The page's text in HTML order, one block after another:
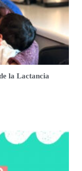
la Lactancia